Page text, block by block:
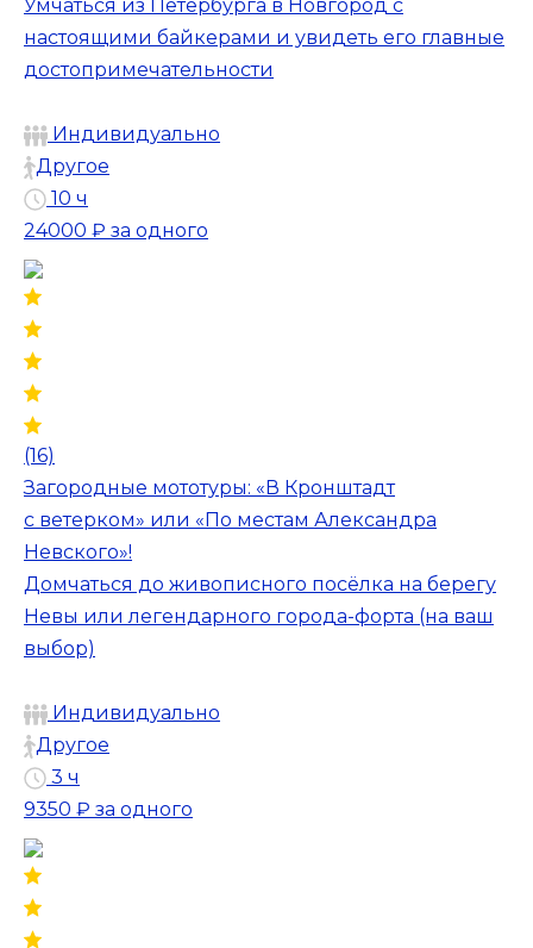
Умчаться из Петербурга в Новгород с
настоящими байкерами и увидеть его главные
достопримечательности
Индивидуально
Другое
10 ч
24000 ₽ за одного
(16)
Загородные мототуры: «В Кронштадт
с ветерком» или «По местам Александра
Невского»!
Домчаться до живописного посёлка на берегу
Невы или легендарного города-форта (на ваш
выбор)
Индивидуально
Другое
3 ч
9350 ₽ за одного